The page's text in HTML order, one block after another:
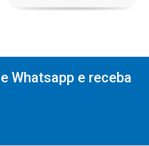
Whatsapp e receba